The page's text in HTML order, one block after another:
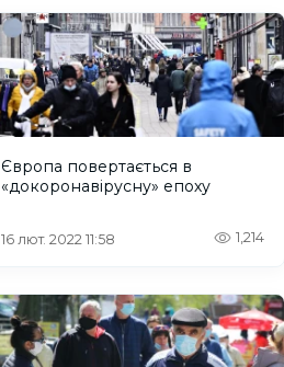
Європа повертається в
«докоронавірусну» епоху
16 лют. 2022 11:58 1,214